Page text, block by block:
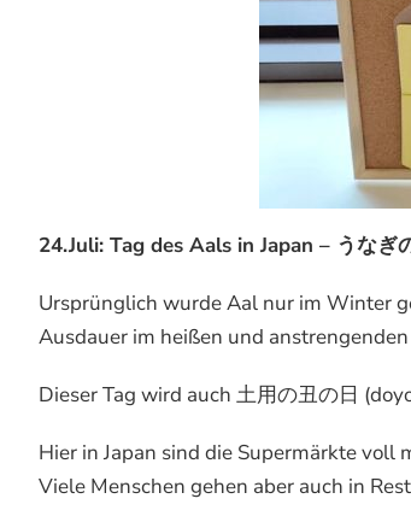
24.Juli: Tag des Aals in Japan – うなぎ
Ursprünglich wurde Aal nur im Winter
Ausdauer im heißen und
Dieser Tag wird auch 土用の丑の日
Hier in Japan sind die Supermärkte
Viele Menschen gehen aber auch in